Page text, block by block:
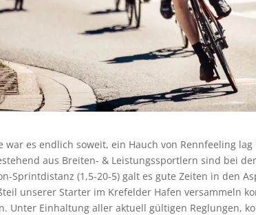
war es endlich soweit, ein Hauch von Rennfeeling
aus Breiten- & Leistungssportlern sind bei
Sprintdistanz (1,5-20-5) galt es gute Zeiten in den
unserer Starter im Krefelder Hafen versammeln
Unter Einhaltung aller aktuell gültigen Reglungen,